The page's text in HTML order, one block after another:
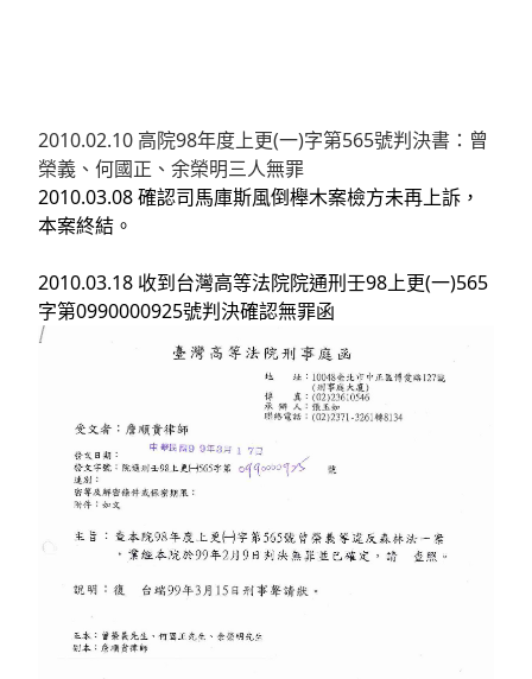
2010.02.10 高院98年度上更(一)字第565號判決書：曾
榮義、何國正、余榮明三人無罪
2010.03.08 確認司馬庫斯風倒櫸木案檢方未再上訴，
本案終結 。
2010.03.18 收到台灣高等法院院通刑壬98上更(一)565
字第0990000925號判決確認無罪函